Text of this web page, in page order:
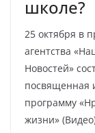
школе?
25 октября в
агентства
Новостей»
посвященная
программу
жизни»